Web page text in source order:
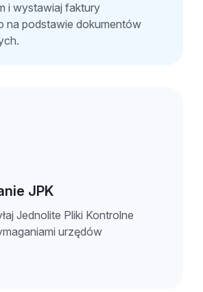
i wystawiaj faktury
na podstawie dokumentów
JPK
Jednolite Pliki Kontrolne
urzędów